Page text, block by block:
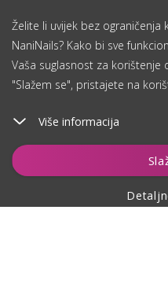
Želite li uvijek bez
NaniNails? Kako bi sve
Vaša suglasnost za korištenje
"Slažem se", pristajete na
Više informacija
Dodaj u